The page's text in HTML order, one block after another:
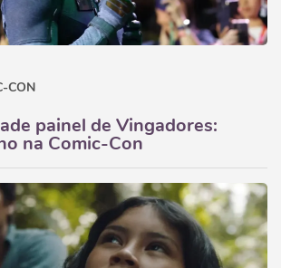
CON
painel de Vingadores:
na Comic-Con